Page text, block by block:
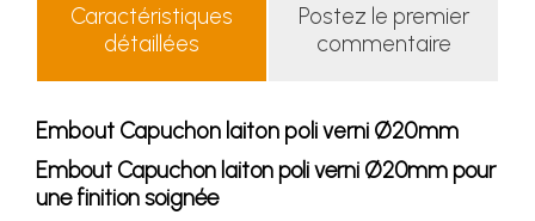
Caractéristiques
détaillées
Postez le premier
commentaire
Embout Capuchon laiton poli verni Ø20mm
Embout Capuchon laiton poli verni Ø20mm pour
une finition soignée